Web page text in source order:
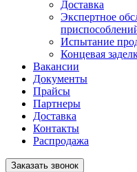
Доставка
Экспертное
Испытание
Концевая
Вакансии
Документы
Прайсы
Партнеры
Доставка
Контакты
Распродажа
Заказать звонок